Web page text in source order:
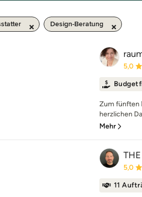
Design-Beratung
5,0
Zum fünften
herzlichen
Mehr
5,0
11